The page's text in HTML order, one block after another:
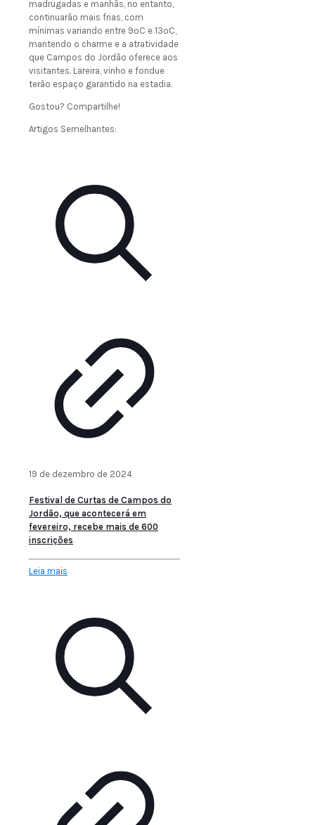
madrugadas e manhãs, no entanto,
continuarão mais frias, com
mínimas variando entre 9ºC e 13ºC,
mantendo o charme e a atratividade
que Campos do Jordão oferece aos
visitantes. Lareira, vinho e fondue
terão espaço garantido na estadia.
Gostou? Compartilhe!
Artigos Semelhantes:
19 de dezembro de 2024
Festival de Curtas de Campos do
Jordão, que acontecerá em
fevereiro, recebe mais de 600
inscrições
Leia mais